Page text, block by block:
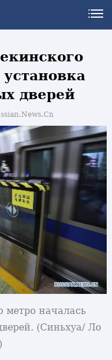
дверей
метро началась
(Синьхуа/ Ло